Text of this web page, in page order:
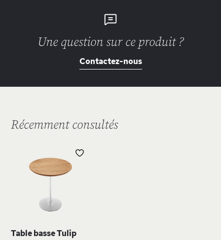
Une question sur ce produit ?
Contactez-nous
Récemment consultés
Table basse Tulip